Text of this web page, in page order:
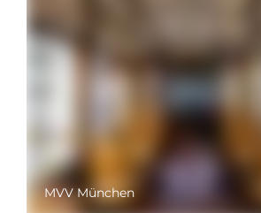
MVV München